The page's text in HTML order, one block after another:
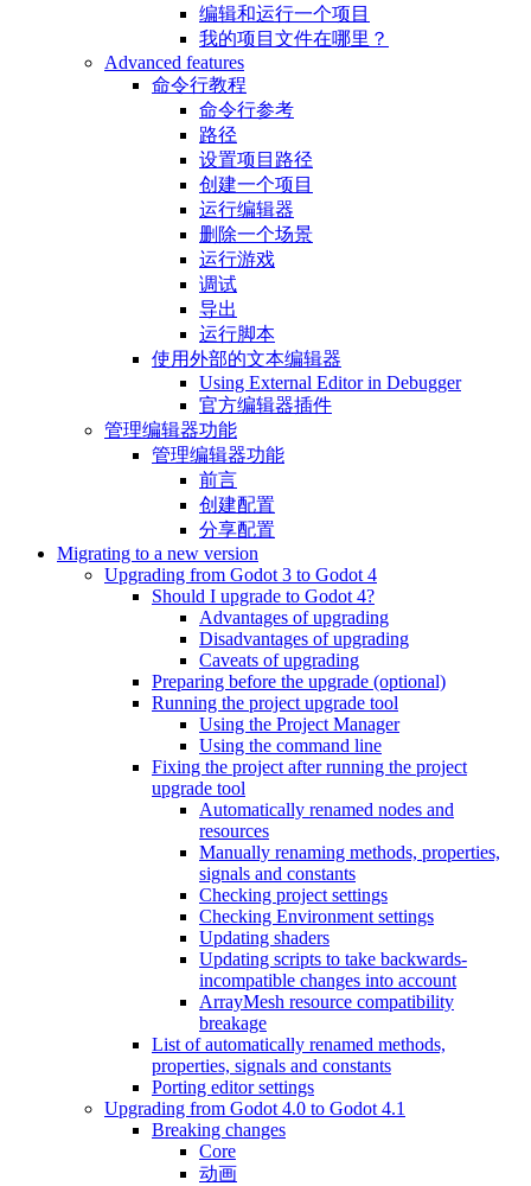
编辑和运行一个项目
我的项目文件在哪里？
Advanced features
命令行教程
命令行参考
路径
设置项目路径
创建一个项目
运行编辑器
删除一个场景
运行游戏
调试
导出
运行脚本
使用外部的文本编辑器
Using External Editor in Debugger
官方编辑器插件
管理编辑器功能
管理编辑器功能
前言
创建配置
分享配置
Migrating to a new version
Upgrading from Godot 3 to Godot 4
Should I upgrade to Godot 4?
Advantages of upgrading
Disadvantages of upgrading
Caveats of upgrading
Preparing before the upgrade (optional)
Running the project upgrade tool
Using the Project Manager
Using the command line
Fixing the project after running the project
upgrade tool
Automatically renamed nodes and
resources
Manually renaming methods, properties,
signals and constants
Checking project settings
Checking Environment settings
Updating shaders
Updating scripts to take backwards-
incompatible changes into account
ArrayMesh resource compatibility
breakage
List of automatically renamed methods,
properties, signals and constants
Porting editor settings
Upgrading from Godot 4.0 to Godot 4.1
Breaking changes
Core
动画